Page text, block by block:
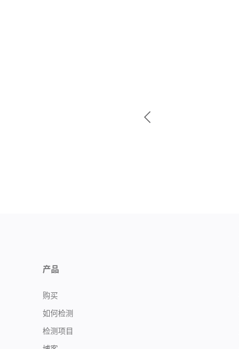
产品
购买
如何检测
检测项目